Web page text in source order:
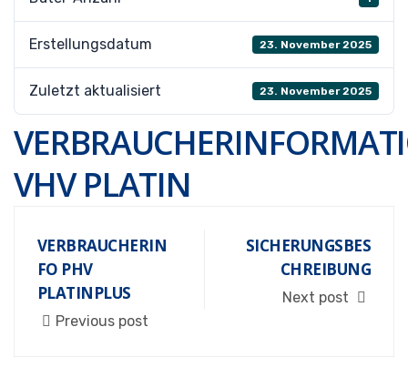
Erstellungsdatum 23. November 2025
Zuletzt aktualisiert 23. November 2025
VHV PLATIN
VERBRAUCHERIN
FO PHV
PLATINPLUS
Previous post
SICHERUNGSBES
CHREIBUNG
Next post